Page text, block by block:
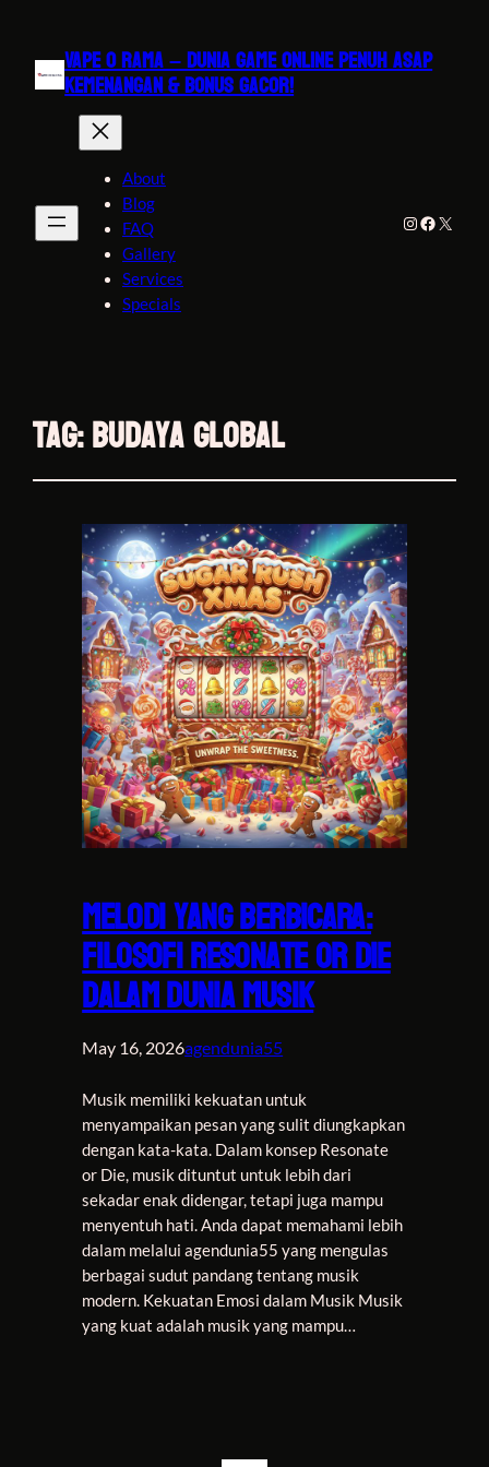
VAPE O RAMA – DUNIA GAME ONLINE PENUH ASAP
KEMENANGAN & BONUS GACOR!
About
Blog
FAQ
Gallery
Services
Specials
Instagram
X
Tag:budaya global
Melodi yang Berbicara:
Filosofi Resonate or Die
dalam Dunia Musik
May 16, 2026agendunia55
Musik memiliki kekuatan untuk
menyampaikan pesan yang sulit diungkapkan
dengan kata-kata. Dalam konsep Resonate
or Die, musik dituntut untuk lebih dari
sekadar enak didengar, tetapi juga mampu
menyentuh hati. Anda dapat memahami lebih
dalam melalui agendunia55 yang mengulas
berbagai sudut pandang tentang musik
modern. Kekuatan Emosi dalam Musik Musik
yang kuat adalah musik yang mampu…